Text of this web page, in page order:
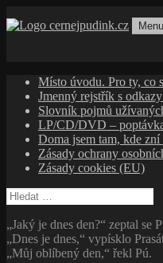
k
Místo úvodu. Pro ty, co
Jmenný rejstřík s
Slovník pojmů
LP/CD/DVD –
Doma jsem tam, kde zní
Zásady ochrany
Zásady cookies (EU)
Vyhledávání
„Jaký je dnes den?“ zeptal se
„Dnes je dnes,“ vypísklo
„Můj oblíbený den,“ řekl Pú.